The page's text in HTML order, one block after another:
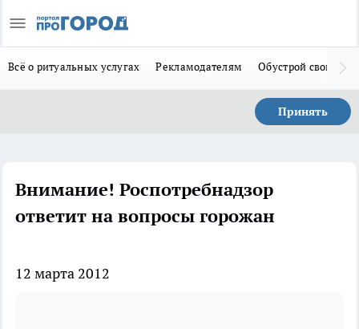
Всё о ритуальных услугах Рекламодателям Обустрой свой дом
Принять
Внимание! Роспотребнадзор
ответит на вопросы горожан
12 марта 2012